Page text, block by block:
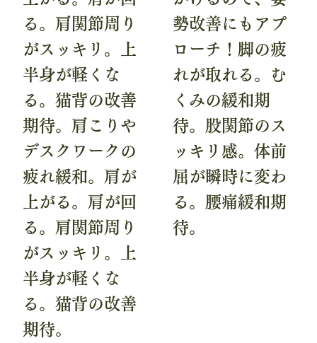
る。肩関節周り
がスッキリ。上
半身が軽くな
る。猫背の改善
期待。肩こりや
デスクワークの
疲れ緩和。肩が
上がる。肩が回
る。肩関節周り
がスッキリ。上
半身が軽くな
る。猫背の改善
期待。
勢改善にもアプ
ローチ！脚の疲
れが取れる。む
くみの緩和期
待。股関節のス
ッキリ感。体前
屈が瞬時に変わ
る。腰痛緩和期
待。